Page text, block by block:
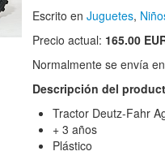
Escrito en Juguetes,
Precio actual: 165.00
Normalmente se envía
Descripción del
Tractor Deutz-Fahr
+ 3 años
Plástico